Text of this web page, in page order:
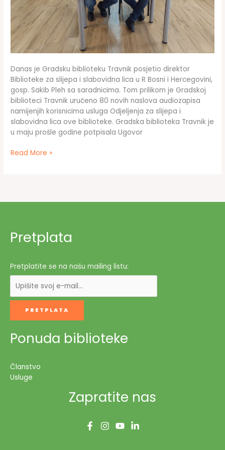
Danas je Gradsku biblioteku Travnik posjetio direktor
Biblioteke za slijepa i slabovidna lica u R Bosni i Hercegovini,
gosp. Sakib Pleh sa saradnicima. Tom prilikom je Gradskoj
biblioteci Travnik uručeno 80 novih naslova audiozapisa
namijenjih korisnicima usluga Odjeljenja za slijepa i
slabovidna lica ove biblioteke. Gradska biblioteka Travnik je
u maju prošle godine potpisala Ugovor
Gradska
za
slabovidna
Read More »
Pretplata
Pretplatite se na našu mailing listu:
Ponuda biblioteke
Članstvo
Usluge
Zapratite nas